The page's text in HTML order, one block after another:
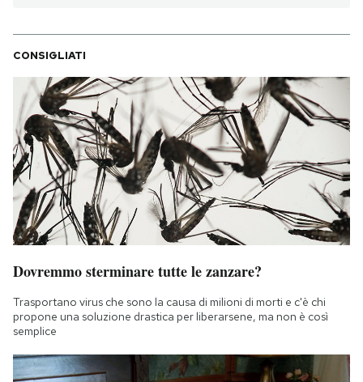
CONSIGLIATI
Dovremmo sterminare tutte le zanzare?
Trasportano virus che sono la causa di milioni di morti e c'è chi
propone una soluzione drastica per liberarsene, ma non è così
semplice